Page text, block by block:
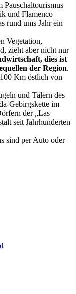
Pauschaltourismus
und Flamenco
rund ums Jahr ein
Vegetation,
zieht aber nicht nur
dies ist
der Region.
Km östlich von
und Tälern des
Gebirgskette im
der „Las
seit Jahrhunderten
sind per Auto oder